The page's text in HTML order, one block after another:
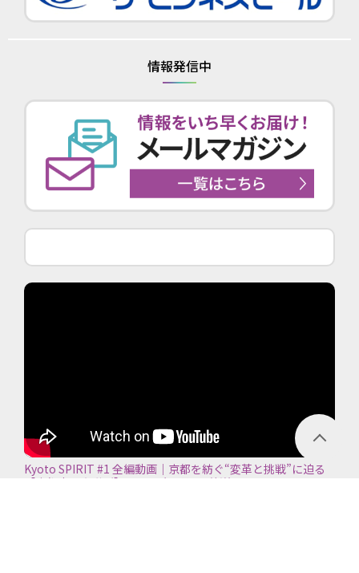
情報発信中
Kyoto SPIRIT #1 全編動画｜京都を紡ぐ“変革と挑戦”に迫る
【京都商工会議所】＜2026年7月5日放送＞